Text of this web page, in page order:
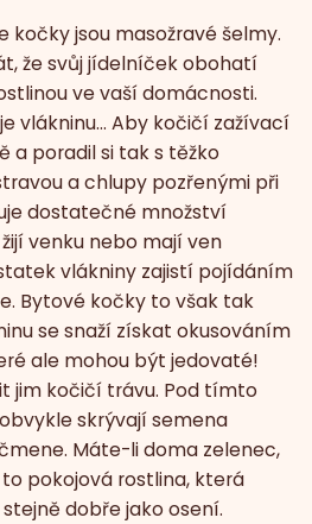
kočky jsou masožravé šelmy.
že svůj jídelníček obohatí
ve vaší domácnosti.
vlákninu… Aby kočičí zažívací
a poradil si tak s těžko
a chlupy pozřenými při
dostatečné množství
venku nebo mají ven
vlákniny zajistí pojídáním
Bytové kočky to však tak
se snaží získat okusováním
ale mohou být jedovaté!
jim kočičí trávu. Pod tímto
skrývají semena
Máte-li doma zelenec,
pokojová rostlina, která
dobře jako osení.